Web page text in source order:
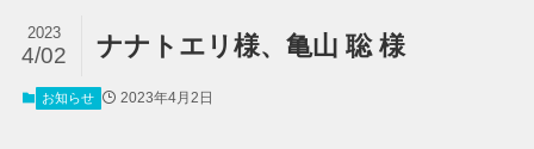
ナナトエリ様、亀山 聡 様
2023
4/02
お知らせ 2023年4月2日